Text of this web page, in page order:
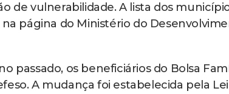
de vulnerabilidade. A lista dos
página do Ministério do
passado, os beneficiários do Bolsa
A mudança foi estabelecida pela